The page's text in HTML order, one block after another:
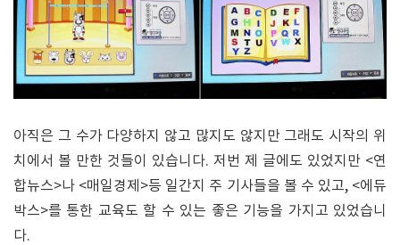
아직은 그 수가 다양하지 않고 많지도 않지만 그래도 시작의 위
치에서 볼 만한 것들이 있습니다. 저번 제 글에도 있었지만 <연
합뉴스>나 <매일경제>등 일간지 주 기사들을 볼 수 있고, <에듀
박스>를 통한 교육도 할 수 있는 좋은 기능을 가지고 있었습니
다.